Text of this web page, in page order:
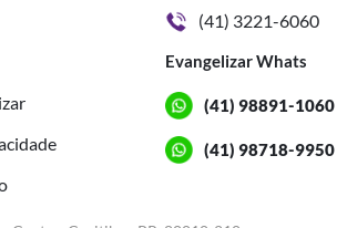
(41) 3221-6060
Evangelizar Whats
(41) 98891-1060
(41) 98718-9950